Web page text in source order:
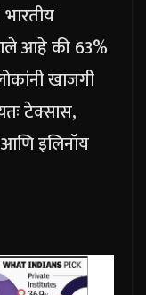
भारतीय
आले आहे की 63%
खाजगी
टेक्सास,
इलिनॉय